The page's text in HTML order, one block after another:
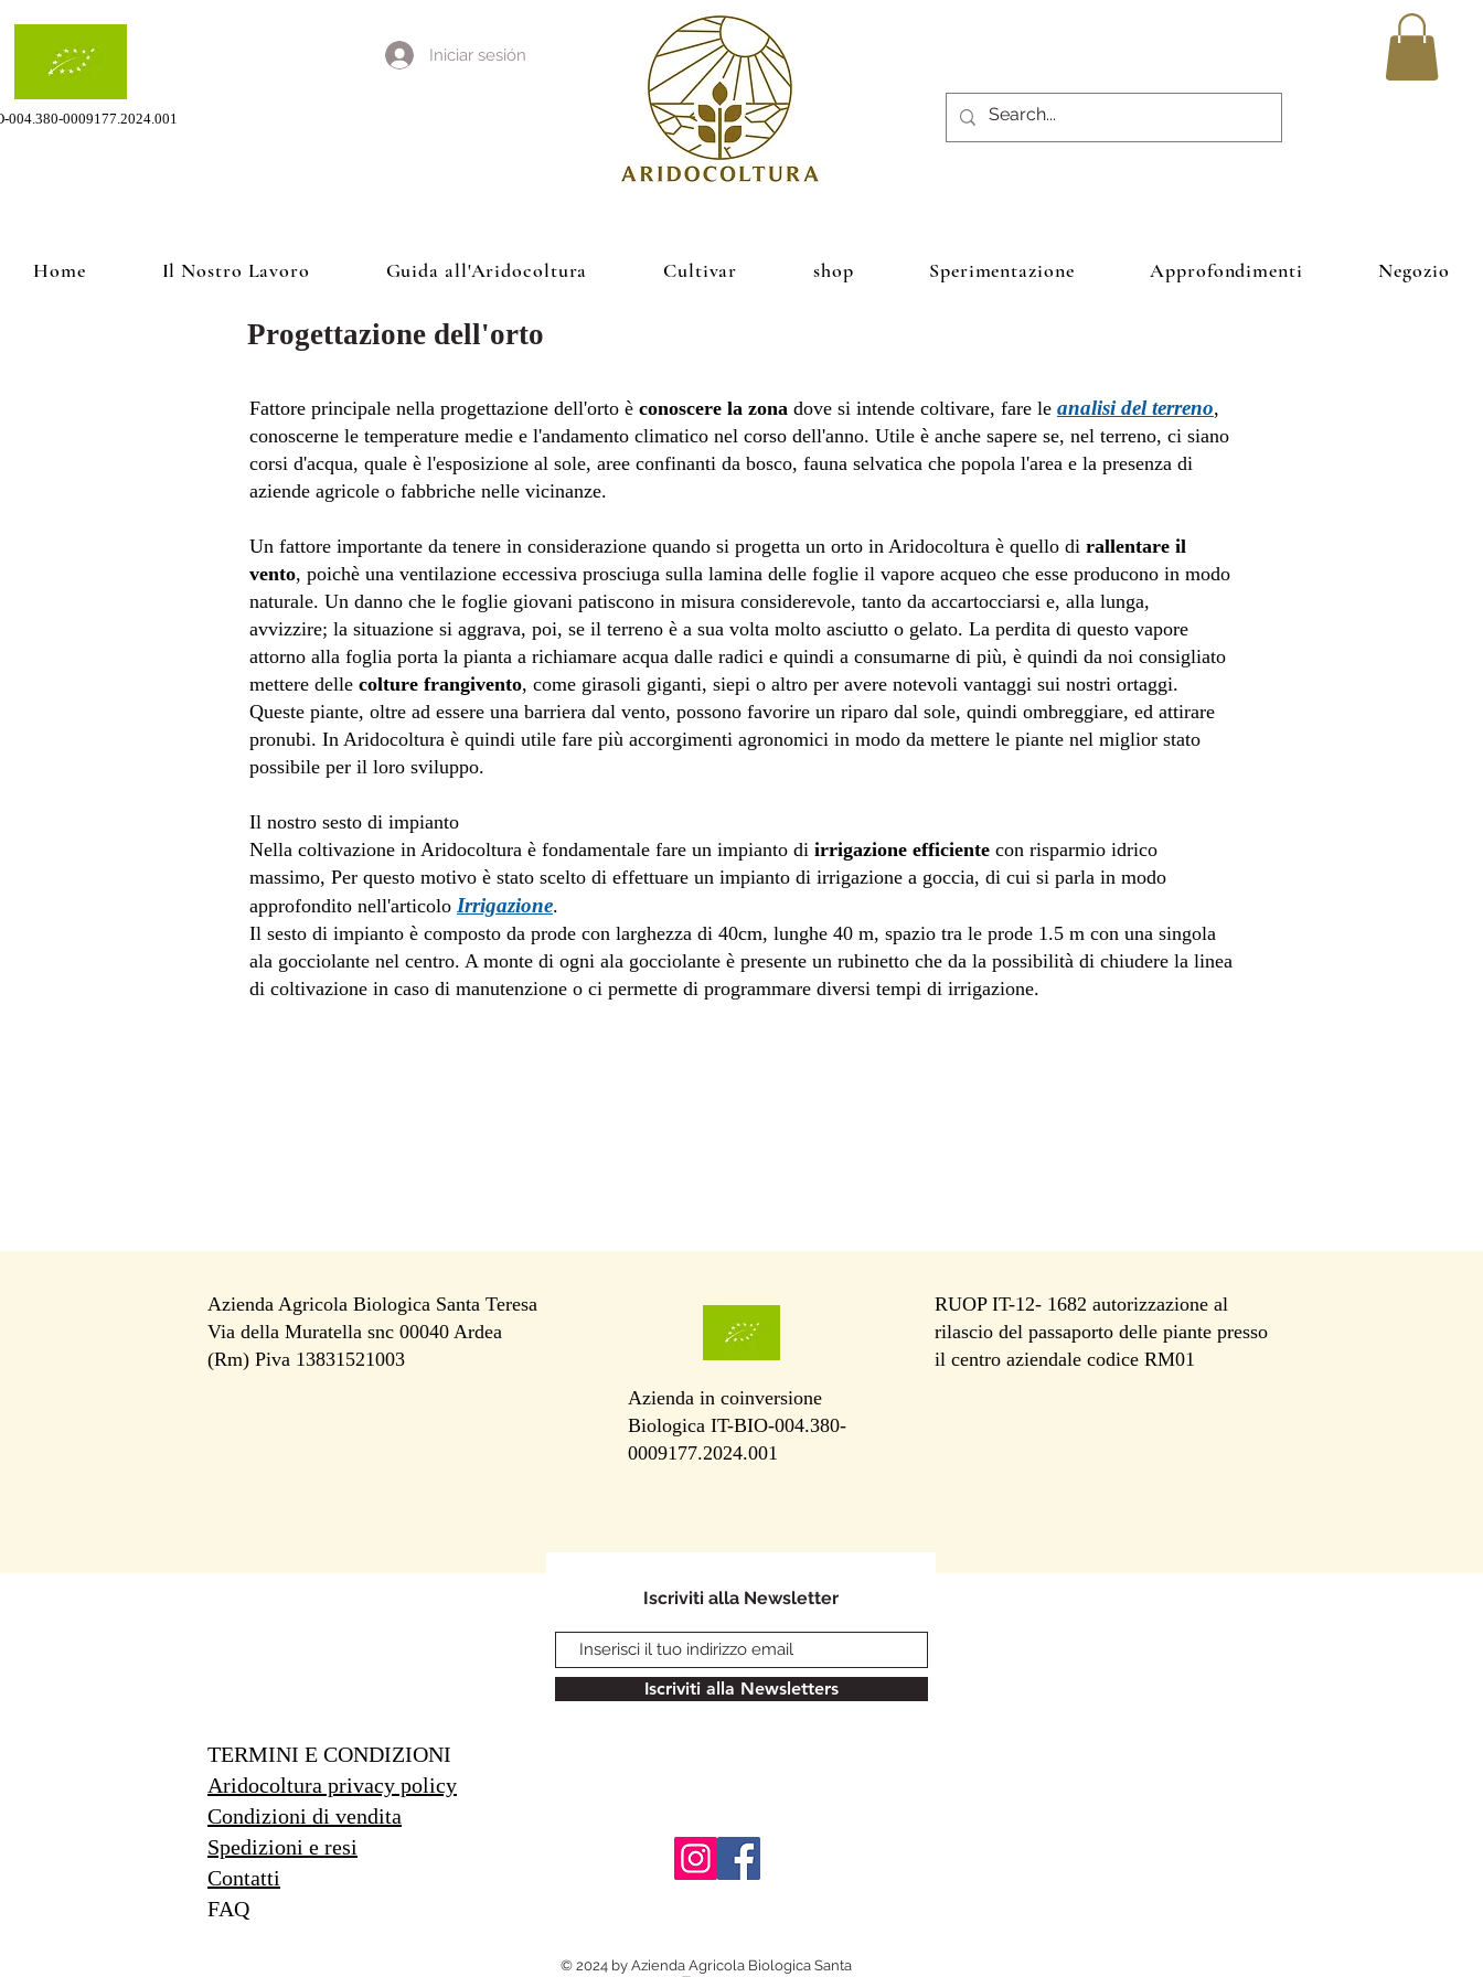
Iniciar sesión
004.380-0009177.2024.001
Progettazione dell'orto
Fattore principale nella progettazione dell'orto è conoscere la zona dove si intende coltivare, fare le analisi del terreno,
conoscerne le temperature medie e l'andamento climatico nel corso dell'anno. Utile è anche sapere se, nel terreno, ci siano
corsi d'acqua, quale è l'esposizione al sole, aree confinanti da bosco, fauna selvatica che popola l'area e la presenza di
aziende agricole o fabbriche nelle vicinanze. ​​
Un fattore importante da tenere in considerazione quando si progetta un orto in Aridocoltura è quello di rallentare il
vento, poichè una ventilazione eccessiva prosciuga sulla lamina delle foglie il vapore acqueo che esse producono in modo
naturale. Un danno che le foglie giovani patiscono in misura considerevole, tanto da accartocciarsi e, alla lunga,
avvizzire; la situazione si aggrava, poi, se il terreno è a sua volta molto asciutto o gelato. La perdita di questo vapore
attorno alla foglia porta la pianta a richiamare acqua dalle radici e quindi a consumarne di più, è quindi da noi consigliato
mettere delle colture frangivento, come girasoli giganti, siepi o altro per avere notevoli vantaggi sui nostri ortaggi.
Queste piante, oltre ad essere una barriera dal vento, possono favorire un riparo dal sole, quindi ombreggiare, ed attirare
pronubi. In Aridocoltura è quindi utile fare più accorgimenti agronomici in modo da mettere le piante nel miglior stato
possibile per il loro sviluppo.
Il nostro sesto di impianto
Nella coltivazione in Aridocoltura è fondamentale fare un impianto di irrigazione efficiente con risparmio idrico
massimo, Per questo motivo è stato scelto di effettuare un impianto di irrigazione a goccia, di cui si parla in modo
approfondito nell'articolo Irrigazione.
Il sesto di impianto è composto da prode con larghezza di 40cm, lunghe 40 m, spazio tra le prode 1.5 m con una singola
ala gocciolante nel centro. A monte di ogni ala gocciolante è presente un rubinetto che da la possibilità di chiudere la linea
di coltivazione in caso di manutenzione o ci permette di programmare diversi tempi di irrigazione.
Home Il Nostro Lavoro Guida all'Aridocoltura Cultivar shop Sperimentazione Approfondimenti Negozio
i
Azienda Agricola Biologica Santa Teresa
Via della Muratella snc 00040 Ardea
(Rm) Piva 13831521003
RUOP IT-12- 1682 autorizzazione al
rilascio del passaporto delle piante presso
il centro aziendale codice RM01
Azienda in coinversione
Biologica IT-BIO-004.380-
0009177.2024.001
TERMINI E CONDIZIONI
Aridocoltura privacy policy
Condizioni di vendita
Spedizioni e resi
Contatti
FAQ
Iscriviti alla Newsletter
Iscriviti alla Newsletters
© 2024 by Azienda Agricola Biologica Santa